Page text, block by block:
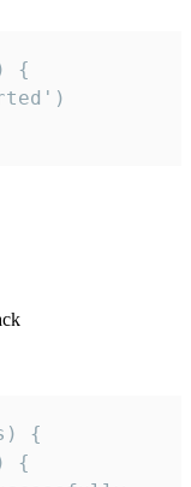
{
{
{